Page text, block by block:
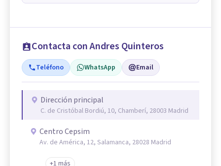
Contacta con Andres Quinteros
Teléfono WhatsApp Email
Dirección principal
C. de Cristóbal Bordiú, 10, Chamberí, 28003 Madrid
Centro Cepsim
Av. de América, 12, Salamanca, 28028 Madrid
+1 más